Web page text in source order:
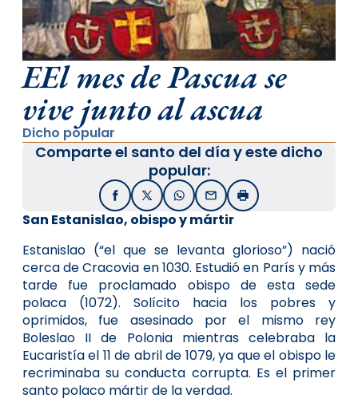
EEl mes de Pascua se
vive junto al ascua
Dicho popular
Comparte el santo del día y este dicho
popular:
FacebookX / TwitterWhatsApp
EmailImprimir
San Estanislao, obispo y mártir
Estanislao (“el que se levanta glorioso”) nació
cerca de Cracovia en 1030. Estudió en París y más
tarde fue proclamado obispo de esta sede
polaca (1072). Solícito hacia los pobres y
oprimidos, fue asesinado por el mismo rey
Boleslao II de Polonia mientras celebraba la
Eucaristía el 11 de abril de 1079, ya que el obispo le
recriminaba su conducta corrupta. Es el primer
santo polaco mártir de la verdad.